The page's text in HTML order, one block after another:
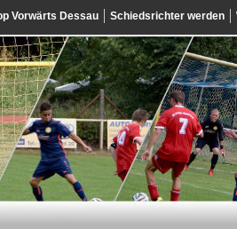
Vorwärts Dessau Schiedsrichter werden